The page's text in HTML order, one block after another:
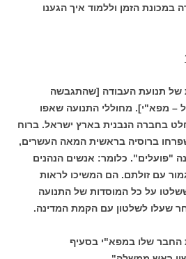
הזמן וללמוד איך הגענו
של תנועת העבודה [שהתגבשה
מפא"י]. מחוללי התנועה שאפו
בחברה הנבנית בארץ ישראל. ברוח
ברוסיה בראשית המאה העשרים,
כלומר: אנשים הנהנים
עם זולתם. הם המשיכו לראות
על כל המוסדות של התנועה
שעלו לשלטון עם הקמת המדינה.
החבר שלו במפא"י בסעיף